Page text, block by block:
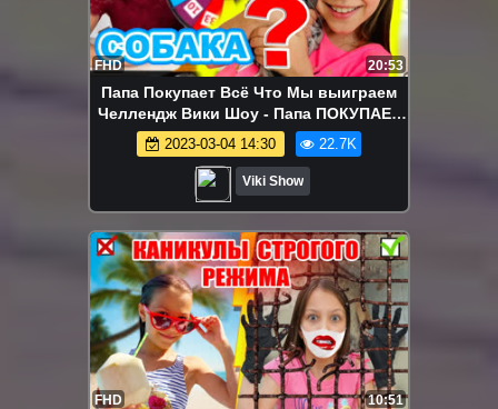
FHD 20:53
Папа Покупает Всё Что Мы выиграем
Челлендж Вики Шоу - Папа ПОКУПАЕТ
Нам ВСЕ Что мы Напишем Челлендж /
Вики Шоу
2023-03-04 14:30 22.7K
Viki Show
FHD 10:51